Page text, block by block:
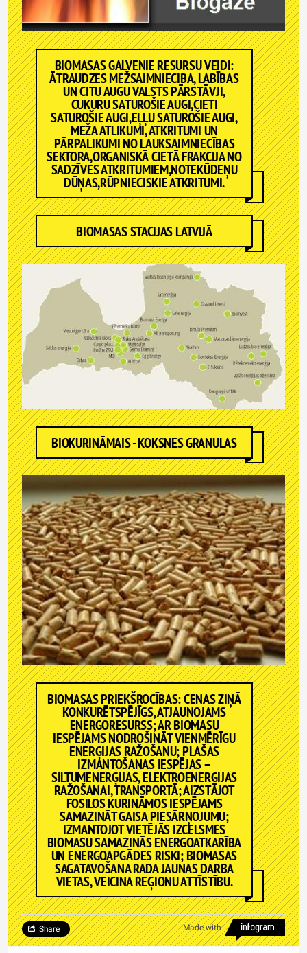
BIOMASAS GALVENIE RESURSU VEIDI:
ĀTRAUDZES MEŽSAIMNIECIBA, LABĪBAS
UN CITU AUGU VALSTS PĀRSTĀVJI,
CUKURU SATUROŠIE AUGI,CIETI
SATUROŠIE AUGI,EĻĻU SATUROŠIE AUGI,
MEŽA ATLIKUMI, ATKRITUMI UN
PĀRPALIKUMI NO LAUKSAIMNIECĪBAS
SEKTORA,ORGANISKĀ CIETĀ FRAKCIJA NO
SADZĪVES ATKRITUMIEM,NOTEKŪDEŅU
DŪŅAS,RŪPNIECISKIE ATKRITUMI.
BIOMASAS STACIJAS LATVIJĀ
BIOKURINĀMAIS - KOKSNES GRANULAS
BIOMASAS PRIEKŠROCĪBAS: CENAS ZIŅĀ
KONKURĒTSPĒJĪGS, ATJAUNOJAMS
ENERGORESURSS; AR BIOMASU
IESPĒJAMS NODROŠINĀT VIENMĒRĪGU
ENERĢIJAS RAŽOŠANU; PLAŠAS
IZMANTOŠANAS IESPĒJAS –
SILTUMENERĢIJAS, ELEKTROENERĢIJAS
RAŽOŠANAI, TRANSPORTĀ; AIZSTĀJOT
FOSILOS KURINĀMOS IESPĒJAMS
SAMAZINĀT GAISA PIESĀRŅOJUMU;
IZMANTOJOT VIETĒJĀS IZCELSMES
BIOMASU SAMAZINĀS ENERGOATKARĪBA
UN ENERGOAPGĀDES RISKI; BIOMASAS
SAGATAVOŠANA RADA JAUNAS DARBA
VIETAS, VEICINA REĢIONU ATTĪSTĪBU.
Made with
Share